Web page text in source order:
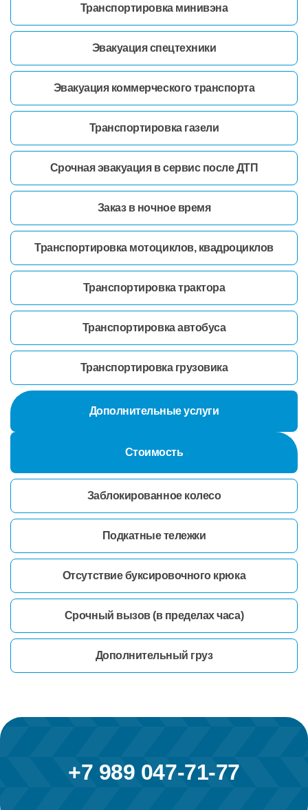
Транспортировка минивэна
Эвакуация спецтехники
Эвакуация коммерческого транспорта
Транспортировка газели
Срочная эвакуация в сервис после ДТП
Заказ в ночное время
Транспортировка мотоциклов, квадроциклов
Транспортировка трактора
Транспортировка автобуса
Транспортировка грузовика
Дополнительные услуги
Стоимость
Заблокированное колесо
Подкатные тележки
Отсутствие буксировочного крюка
Срочный вызов (в пределах часа)
Дополнительный груз
+7 989 047-71-77